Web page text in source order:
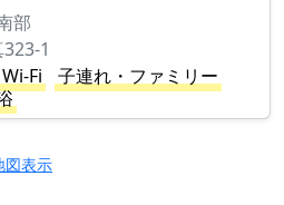
部
1
Wi-Fi
子連れ・ファミリー
図表示